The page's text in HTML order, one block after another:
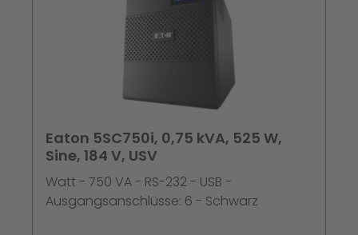
Eaton 5SC750i, 0,75 kVA, 525 W,
Sine, 184 V, USV
Watt - 750 VA - RS-232 - USB -
Ausgangsanschlüsse: 6 - Schwarz